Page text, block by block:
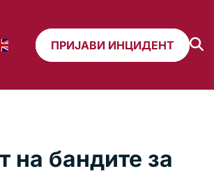
ПРИЈАВИ ИНЦИДЕНТ
на бандите за